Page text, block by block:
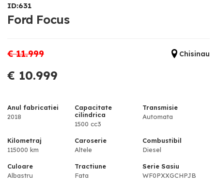
ID:631
Ford Focus
€ 11.999 Chisinau
€ 10.999
Anul fabricatiei
2018
Capacitate
cilindrica
1500 cc3
Transmisie
Automata
Kilometraj
115000 km
Caroserie
Altele
Combustibil
Diesel
Culoare
Albastru
Tractiune
Fata
Serie Sasiu
WF0PXXGCHPJB